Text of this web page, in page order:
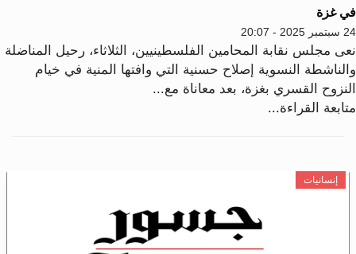
غزة
- 20:07
مجلس نقابة المحامين الفلسطينيين، الثلاثاء، رحيل المناضلة
النسوية إصلاح حسنية التي وافتها المنية في خيام
القسري بغزة، بعد معاناة مع...
القراءة...
إنسانيات